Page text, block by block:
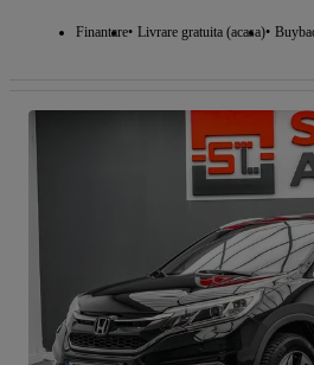
Finantare Livrare gratuita (acasa)